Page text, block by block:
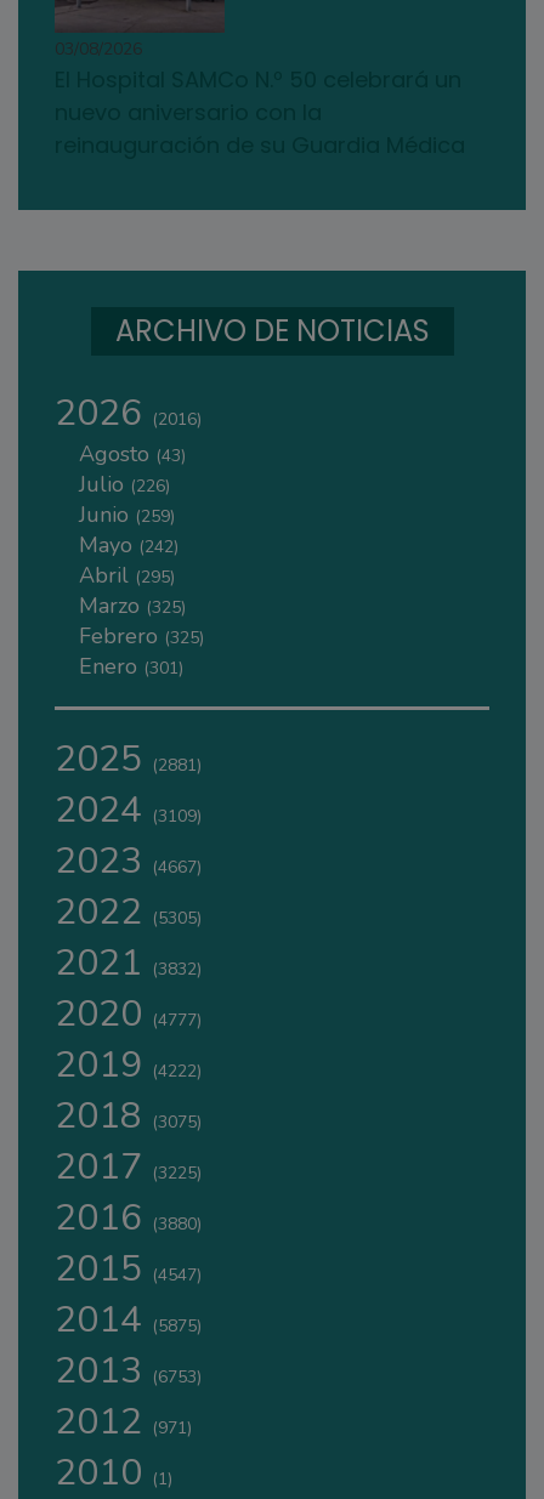
03/08/2026
ARCHIVO DE NOTICIAS
2026 (2016)
Agosto (43)
Julio (226)
Junio (259)
Mayo (242)
Abril (295)
Marzo (325)
Febrero (325)
Enero (301)
2025 (2881)
2024 (3109)
2023 (4667)
2022 (5305)
2021 (3832)
2020 (4777)
2019 (4222)
2018 (3075)
2017 (3225)
2016 (3880)
2015 (4547)
2014 (5875)
2013 (6753)
2012 (971)
2010 (1)